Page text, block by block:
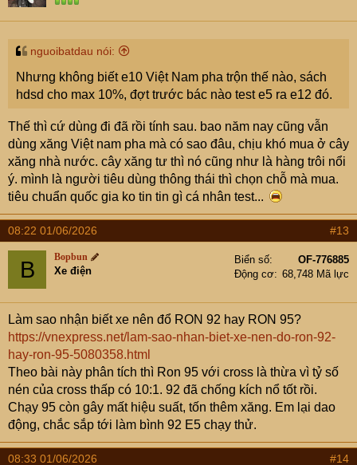
độc hại
Thống kê hộ cụ chủ = Notebook LM đây
vào đầu mình thôi
nguoibatdau nói:
Nhưng không biết e10 Việt Nam pha trộn thế nào, sách
hdsd cho max 10%, đợt trước bác nào test e5 ra e12 đó.
Thế thì cứ dùng đi đã rồi tính sau. bao năm nay cũng vẫn
dùng xăng Việt nam pha mà có sao đâu, chịu khó mua ở cây
xăng nhà nước. cây xăng tư thì nó cũng như là hàng trôi nổi
ý. mình là người tiêu dùng thông thái thì chọn chỗ mà mua.
tiêu chuẩn quốc gia ko tin tin gì cá nhân test...
08:22 01/06/2026 #13
B Bopbun
Xe điện
Biển số
OF-776885
Động cơ
68,748 Mã lực
Làm sao nhận biết xe nên đổ RON 92 hay RON 95?
https://vnexpress.net/lam-sao-nhan-biet-xe-nen-do-ron-92-
hay-ron-95-5080358.html
Theo bài này phân tích thì Ron 95 với cross là thừa vì tỷ số
nén của cross thấp có 10:1. 92 đã chống kích nổ tốt rồi.
Chạy 95 còn gây mất hiệu suất, tốn thêm xăng. Em lại dao
động, chắc sắp tới làm bình 92 E5 chạy thử.
08:33 01/06/2026 #14